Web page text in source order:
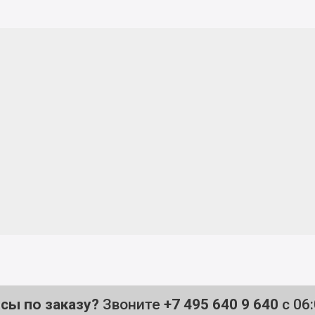
по заказу? Звоните +7 495 640 9 640 с